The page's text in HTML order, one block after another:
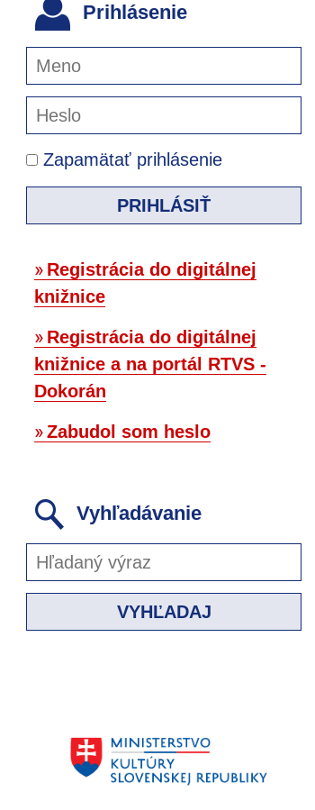
Prihlásenie
Zapamätať prihlásenie
PRIHLÁSIŤ
Registrácia do digitálnej
knižnice
Registrácia do digitálnej
knižnice a na portál RTVS -
Dokorán
Zabudol som heslo
Vyhľadávanie
VYHĽADAJ